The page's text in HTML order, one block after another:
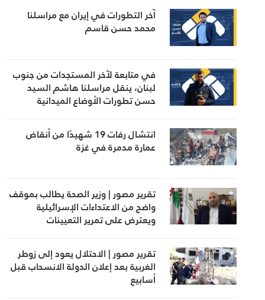
آخر التطورات في إيران مع مراسلنا
محمد حسن قاسم
في متابعة لآخر المستجدات من جنوب
لبنان، ينقل مراسلنا هاشم السيد
حسن تطورات الأوضاع الميدانية
انتشال رفات 19 شهيدًا من أنقاض
عمارة مدمرة في غزة
تقرير مصور | وزير الصحة يطالب بموقف
واضح من الاعتداءات الإسرائيلية
ويعترض على تمرير التعيينات
تقرير مصور | الاحتلال يعود إلى زوطر
الغربية بعد إعلان الدولة الانسحاب قبل
أسابيع